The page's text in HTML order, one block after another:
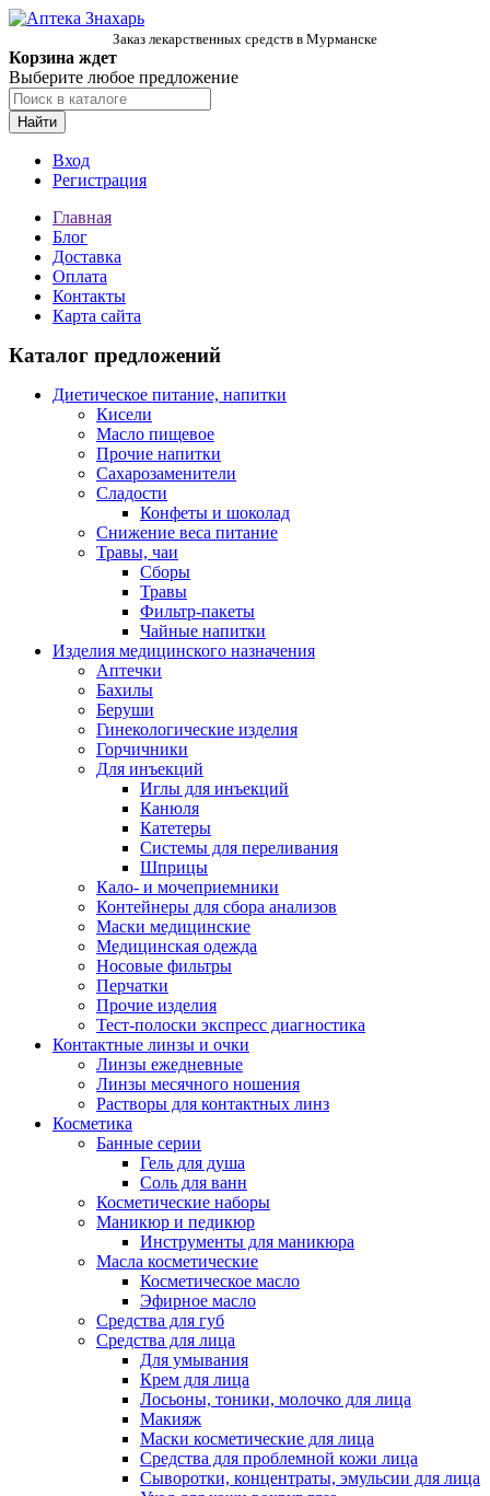
Заказ лекарственных средств в Мурманске
Корзина ждет
Выберите любое предложение
Найти
Вход
Регистрация
Главная
Блог
Доставка
Оплата
Контакты
Карта сайта
Каталог предложений
Диетическое питание, напитки
Кисели
Масло пищевое
Прочие напитки
Сахарозаменители
Сладости
Конфеты и шоколад
Снижение веса питание
Травы, чаи
Сборы
Травы
Фильтр-пакеты
Чайные напитки
Изделия медицинского назначения
Аптечки
Бахилы
Беруши
Гинекологические изделия
Горчичники
Для инъекций
Иглы для инъекций
Канюля
Катетеры
Системы для переливания
Шприцы
Кало- и мочеприемники
Контейнеры для сбора анализов
Маски медицинские
Медицинская одежда
Носовые фильтры
Перчатки
Прочие изделия
Тест-полоски экспресс диагностика
Контактные линзы и очки
Линзы ежедневные
Линзы месячного ношения
Растворы для контактных линз
Косметика
Банные серии
Гель для душа
Соль для ванн
Косметические наборы
Маникюр и педикюр
Инструменты для маникюра
Масла косметические
Косметическое масло
Эфирное масло
Средства для губ
Средства для лица
Для умывания
Крем для лица
Лосьоны, тоники, молочко для лица
Макияж
Маски косметические для лица
Средства для проблемной кожи лица
Сыворотки, концентраты, эмульсии для лица